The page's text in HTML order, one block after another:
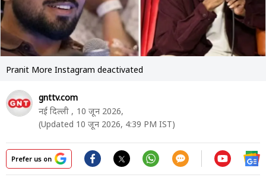
Pranit More Instagram deactivated
gnttv.com
नई दिल्ली , 10 जून 2026,
(Updated 10 जून 2026, 4:39 PM IST)
Prefer us on